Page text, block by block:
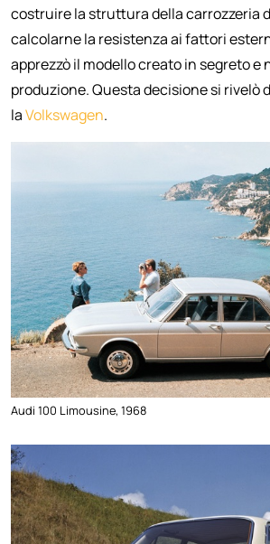
costruire la struttura della carrozzeria
calcolarne la resistenza ai fattori
apprezzò il modello creato in segreto e
produzione. Questa decisione si rivelò
laVolkswagen.
Audi 100 Limousine, 1968